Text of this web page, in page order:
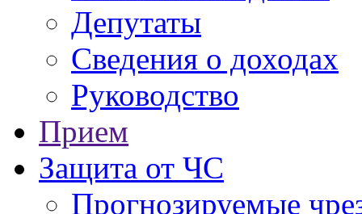
Депутаты
Сведения о доходах
Руководство
Прием
Защита от ЧС
Прогнозируемые